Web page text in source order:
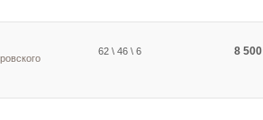
62 \ 46 \ 6 8 500